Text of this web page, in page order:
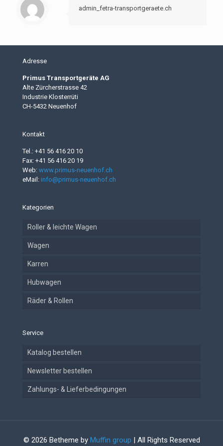
admin_fetra-transportgeraete.ch
Adresse
Primus Transportgeräte AG
Alte Zürcherstrasse 42
Industrie Klosterrüti
CH-5432 Neuenhof
Kontakt
Tel.: +41 56 416 20 10
Fax: +41 56 416 20 19
Web: www.primus-neuenhof.ch
eMail: info@primus-neuenhof.ch
Kategorien
Roller & leichte Wagen
Wagen
Karren
Hubwagen
Räder & Rollen
Service
Katalog bestellen
Newsletter bestellen
Zahlungs- & Lieferbedingungen
© 2026 Betheme by Muffin group | All Rights Reserved